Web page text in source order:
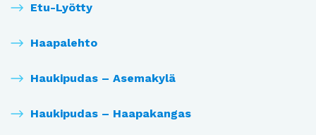
Etu-Lyötty
Haapalehto
Haukipudas – Asemakylä
Haukipudas – Haapakangas